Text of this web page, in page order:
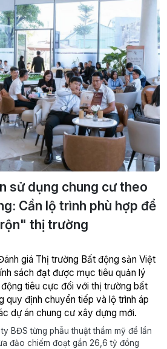
sử dụng chung cư theo
Cần lộ trình phù hợp để
thị trường
giá Thị trường Bất động sản Việt
sách đạt được mục tiêu quản lý
tiêu cực đối với thị trường bất
quy định chuyển tiếp và lộ trình áp
dự án chung cư xây dựng mới.
BĐS từng phẫu thuật thẩm mỹ để lẩn
đảo chiếm đoạt gần 26,6 tỷ đồng